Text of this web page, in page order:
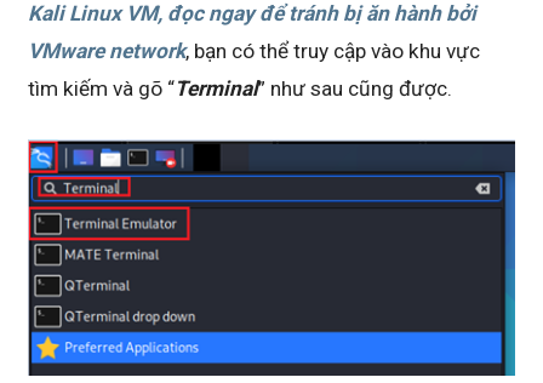
Kali Linux VM, đọc ngay để tránh bị ăn hành bởi
VMware network, bạn có thể truy cập vào khu vực
tìm kiếm và gõ “Terminal” như sau cũng được.